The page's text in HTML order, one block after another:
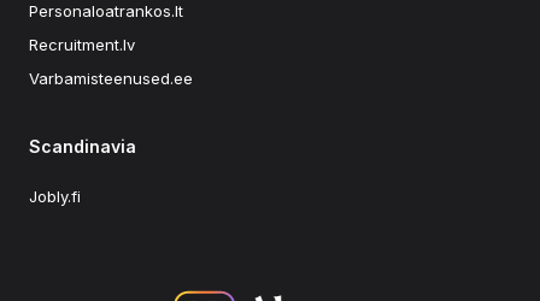
Personaloatrankos.lt
Recruitment.lv
Varbamisteenused.ee
Scandinavia
Jobly.fi